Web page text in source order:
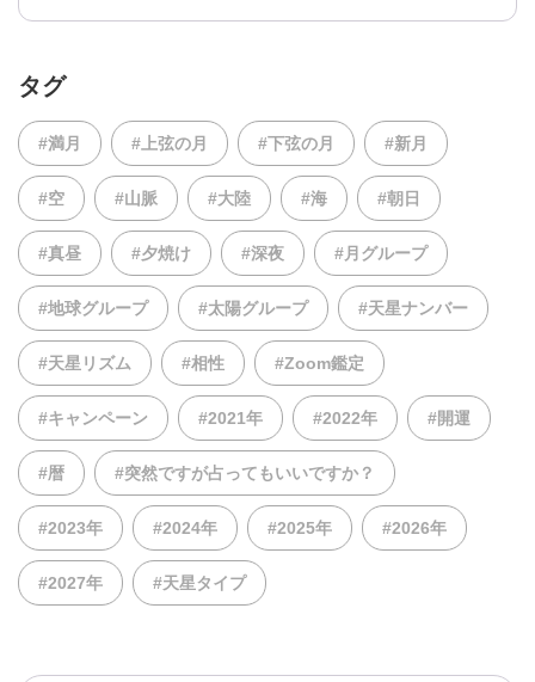
タグ
#満月 #上弦の月 #下弦の月 #新月
#空 #山脈 #大陸 #海 #朝日
#真昼 #夕焼け #深夜 #月グループ
#地球グループ #太陽グループ #天星ナンバー
#天星リズム #相性 #Zoom鑑定
#キャンペーン #2021年 #2022年 #開運
#暦 #突然ですが占ってもいいですか？
#2023年 #2024年 #2025年 #2026年
#2027年 #天星タイプ